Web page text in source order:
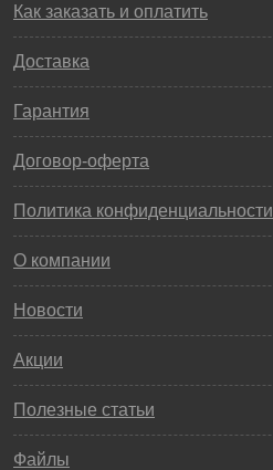
Как заказать и оплатить
Доставка
Гарантия
Договор-оферта
Политика конфиденциальности
О компании
Новости
Акции
Полезные статьи
Файлы